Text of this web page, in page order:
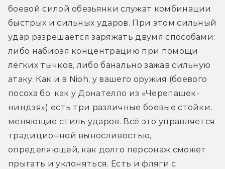
боевой силой обезьянки служат комбинации
быстрых и сильных ударов. При этом сильный
удар разрешается заряжать двумя способами:
либо набирая концентрацию при помощи
лёгких тычков, либо банально зажав сильную
атаку. Как и в Nioh, у вашего оружия (боевого
посоха бо, как у Донателло из «Черепашек-
ниндзя») есть три различные боевые стойки,
меняющие стиль ударов. Всё это управляется
традиционной выносливостью,
определяющей, как долго персонаж сможет
прыгать и уклоняться. Есть и фляги с